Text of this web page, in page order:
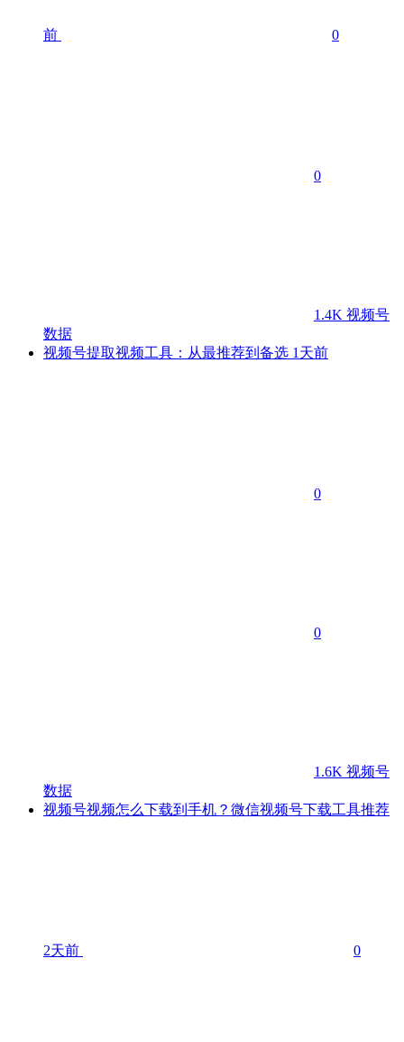
前 0
0
1.4K 视频号
数据
视频号提取视频工具：从最推荐到备选 1天前
0
0
1.6K 视频号
数据
视频号视频怎么下载到手机？微信视频号下载工具推荐
2天前 0